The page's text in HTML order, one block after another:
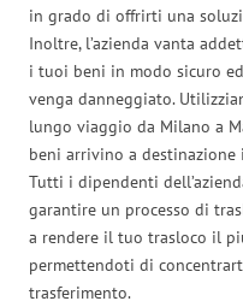
in grado di offrirti una
Inoltre, l’azienda vanta
i tuoi beni in modo sicuro
venga danneggiato.
lungo viaggio da Milano a
beni arrivino a
Tutti i dipendenti
garantire un processo di
a rendere il tuo trasloco il
permettendoti di
trasferimento.